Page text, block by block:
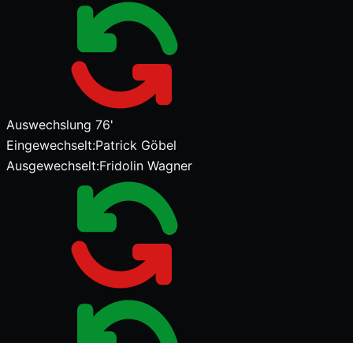
Auswechslung 76'
Eingewechselt:Patrick Göbel
Ausgewechselt:Fridolin Wagner